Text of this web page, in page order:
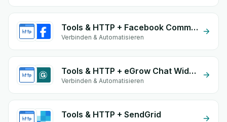
Tools & HTTP + Facebook Commerce
Verbinden & Automatisieren
Tools & HTTP + eGrow Chat Widget
Verbinden & Automatisieren
Tools & HTTP + SendGrid